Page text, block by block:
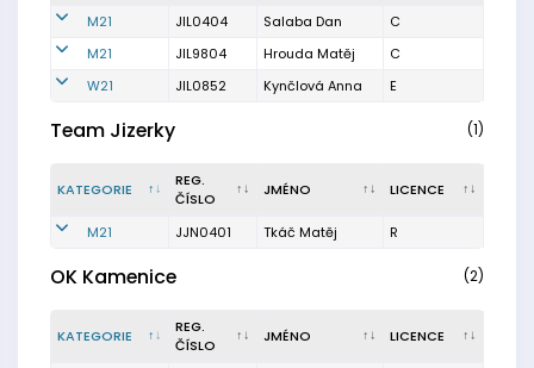
M21 JIL0404 Salaba Dan
C
M21
JIL9804 Hrouda Matěj
C
W21
JIL0852 Kynčlová Anna E
Team Jizerky (1)
KATEGORIE
REG.
ČÍSLO
JMÉNO LICENCE
M21 JJN0401 Tkáč Matěj R
OK Kamenice (2)
KATEGORIE
REG.
ČÍSLO
JMÉNO LICENCE